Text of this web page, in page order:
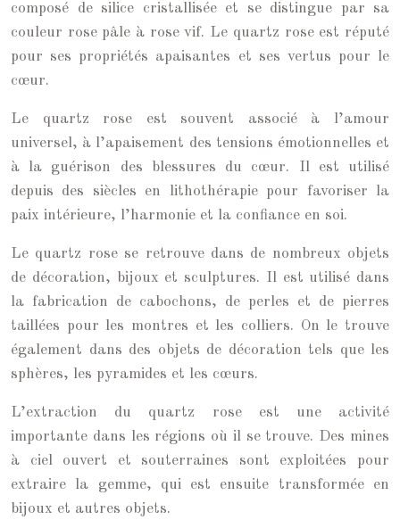
composé de silice cristallisée et se distingue par sa
couleur rose pâle à rose vif. Le quartz rose est réputé
pour ses propriétés apaisantes et ses vertus pour le
cœur.
Le quartz rose est souvent associé à l’amour
universel, à l’apaisement des tensions émotionnelles et
à la guérison des blessures du cœur. Il est utilisé
depuis des siècles en lithothérapie pour favoriser la
paix intérieure, l’harmonie et la confiance en soi.
Le quartz rose se retrouve dans de nombreux objets
de décoration, bijoux et sculptures. Il est utilisé dans
la fabrication de cabochons, de perles et de pierres
taillées pour les montres et les colliers. On le trouve
également dans des objets de décoration tels que les
sphères, les pyramides et les cœurs.
L’extraction du quartz rose est une activité
importante dans les régions où il se trouve. Des mines
à ciel ouvert et souterraines sont exploitées pour
extraire la gemme, qui est ensuite transformée en
bijoux et autres objets.